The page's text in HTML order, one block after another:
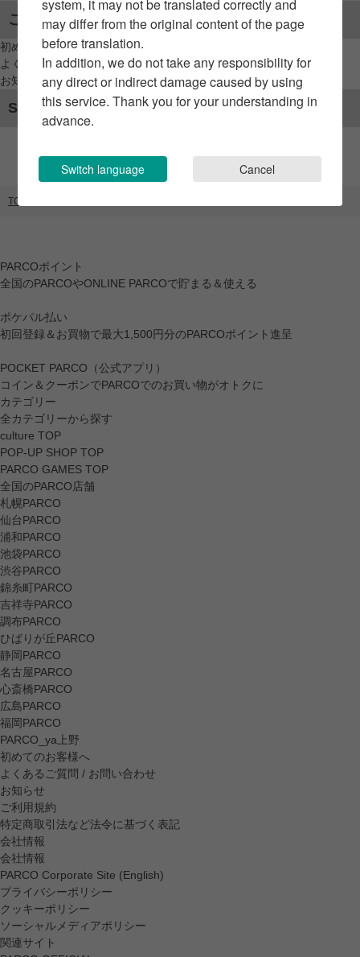
ご利用案内
初めてのお客様へ
よくあるご質問 / お問い合わせ
お知らせ
SNSアカウント
TOP
PARCOポイント
全国のPARCOやONLINE PARCOで貯まる＆使える
ポケパル払い
初回登録＆お買物で最大1,500円分のPARCOポイント進呈
POCKET PARCO（公式アプリ）
コイン＆クーポンでPARCOでのお買い物がオトクに
カテゴリー
全カテゴリーから探す
culture TOP
POP-UP SHOP TOP
PARCO GAMES TOP
全国のPARCO店舗
札幌PARCO
仙台PARCO
浦和PARCO
池袋PARCO
渋谷PARCO
錦糸町PARCO
吉祥寺PARCO
調布PARCO
ひばりが丘PARCO
静岡PARCO
名古屋PARCO
心斎橋PARCO
広島PARCO
福岡PARCO
PARCO_ya上野
初めてのお客様へ
よくあるご質問 / お問い合わせ
お知らせ
ご利用規約
特定商取引法など法令に基づく表記
会社情報
会社情報
PARCO Corporate Site (English)
プライバシーポリシー
クッキーポリシー
ソーシャルメディアポリシー
関連サイト
system, it may not be translated correctly and
may differ from the original content of the page
before translation.
In addition, we do not take any responsibility for
any direct or indirect damage caused by using
this service. Thank you for your understanding in
advance.
Switch language Cancel